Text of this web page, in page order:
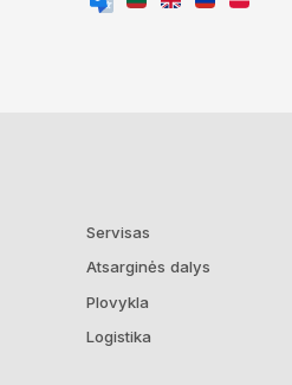
Servisas
Atsarginės dalys
Plovykla
Logistika